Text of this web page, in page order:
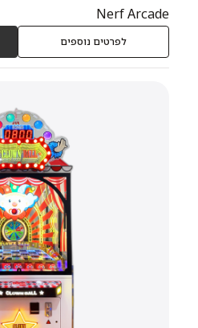
Nerf Arcade
לפרטים נוספים